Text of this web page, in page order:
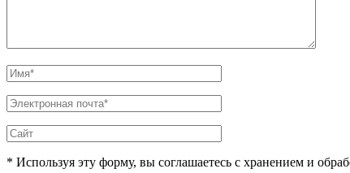
* Используя эту форму, вы соглашаетесь с хранением и